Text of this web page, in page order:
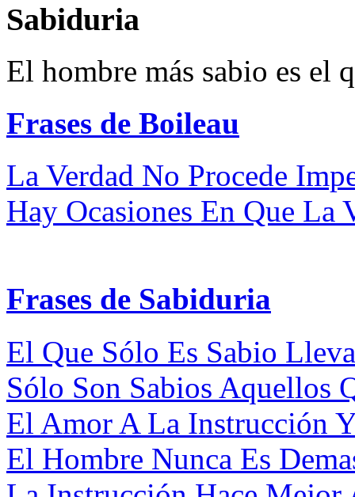
Sabiduria
El hombre más sabio es el
Frases de Boileau
La Verdad No Procede
Hay Ocasiones En Que La
Frases de Sabiduria
El Que Sólo Es Sabio
Sólo Son Sabios Aquellos
El Amor A La Instrucción
El Hombre Nunca Es